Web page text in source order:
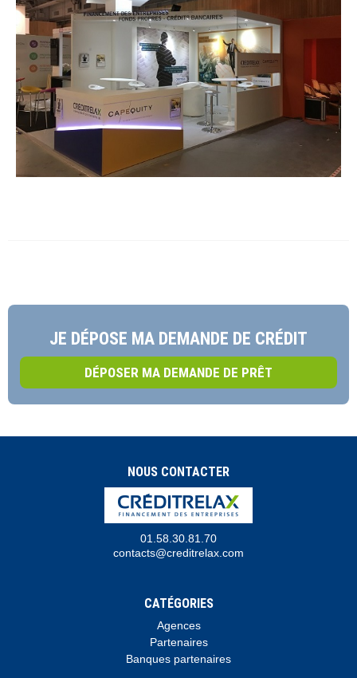
JE DÉPOSE MA DEMANDE DE CRÉDIT
DÉPOSER MA DEMANDE DE PRÊT
NOUS CONTACTER
01.58.30.81.70
contacts@creditrelax.com
CATÉGORIES
Agences
Partenaires
Banques partenaires